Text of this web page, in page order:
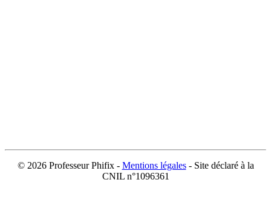
© 2026 Professeur Phifix - Mentions légales- Site déclaré à la
CNIL n°1096361